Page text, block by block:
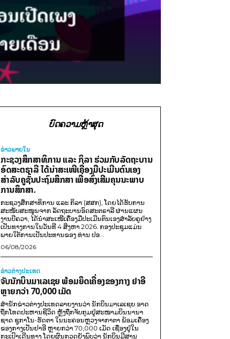
ບົດຄວາມຫຼ້າສຸດ
ຂ່າວພາຍ​ໃນ
ກະຊວງສຶກສາທິການ ແລະ ກິລາ ຮ່ວມກັບລັດຖະບານ
ອົດສະຕຣາລີ ໄດ້ນຳສະເໜີເຄື່ອງມືປະເມີນຕົນເອງ
ສຳລັບຄູຊັ້ນປະຖົມສຶກສາ ເພື່ອສົ່ງເສີມຄຸນນະພາບ
ການສຶກສາ.
ກະຊວງສຶກສາທິການ ແລະ ກິລາ (ສສກ), ໂດຍໄດ້ຮັບການ
ສະໜັບສະໜູນຈາກ ລັດຖະບານອົດສະຕຣາລີ ຜ່ານແຜນ
ງານບີຄວາ, ໄດ້ນຳສະເໜີເຄື່ອງມືປະເມີນຕົນເອງສຳລັບຄູຢ່າງ
ເປັນທາງການໃນວັນທີ 4 ສິງຫາ 2026. ກອງປະຊຸມແມ່ນ
ພາຍໃຕ້ການເປັນປະທານຂອງ ທ່ານ ປອ...
06/08/2026
ຂ່າວຕ່າງປະເທດ
ຈັບນັກບິນມາເລເຊຍ ພ້ອມຍຶດເຄື່ອງຂອງກາງ ຢາອີ
ຫຼາຍກວ່າ 70,000 ເມັດ
ສຳນັກຂ່າວຕ່າງປະເທດລາຍງານວ່າ ນັກບິນມາເລເຊຍ ອາດ
ຖືກໂທດປະຫານຊີວິດ ຫຼັງຖືກຈັບກຸມຢູ່ສະໜາມບິນນານາ
ຊາດ ຊູກາໂນ-ຮັດຕາ ໃນນະຄອນຫຼວງຈາກາຕາ ພ້ອມເຄື່ອງ
ຂອງກາງເປັນຢາອີ ຫຼາຍກວ່າ 70,000 ເມັດ ເຊື່ອງຢູ່ໃນ
ກະເປົາເດີນທາງ ໂດຍຜົນກວດຍັງພົບວ່າ ນັກບິນມີສານ